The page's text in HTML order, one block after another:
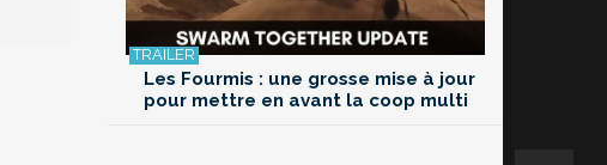
Les Fourmis : une grosse mise à jour
pour mettre en avant la coop multi